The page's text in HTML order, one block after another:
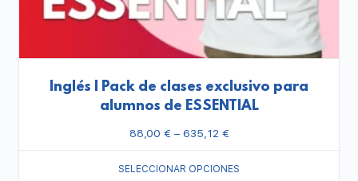
Inglés | Pack de clases exclusivo para
alumnos de ESSENTIAL
88,00 € – 635,12 €
SELECCIONAR OPCIONES